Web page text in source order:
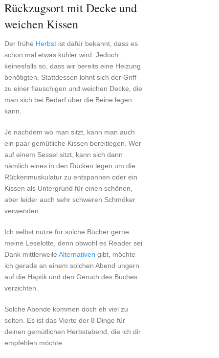
Rückzugsort mit Decke und
weichen Kissen
Der frühe Herbstist dafür bekannt, dass es
schon mal etwas kühler wird. Jedoch
keinesfalls so, dass wir bereits eine Heizung
benötigten. Stattdessen lohnt sich der Griff
zu einer flauschigen und weichen Decke, die
man sich bei Bedarf über die Beine legen
kann.
Je nachdem wo man sitzt, kann man auch
ein paar gemütliche Kissen bereitlegen. Wer
auf einem Sessel sitzt, kann sich dann
nämlich eines in den Rücken legen um die
Rückenmuskulatur zu entspannen oder ein
Kissen als Untergrund für einen schönen,
aber leider auch sehr schweren Schmöker
verwenden.
Ich selbst nutze für solche Bücher gerne
meine Leselotte, denn obwohl es Reader sei
Dank mittlerweile Alternativen gibt, möchte
ich gerade an einem solchen Abend ungern
auf die Haptik und den Geruch des Buches
verzichten.
Solche Abende kommen doch eh viel zu
selten. Es ist das Vierte der 8 Dinge für
deinen gemütlichen Herbstabend, die ich dir
empfehlen möchte.